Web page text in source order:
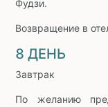
Фудзи.
Возвращение в
8 ДЕНЬ
Завтрак
По желанию